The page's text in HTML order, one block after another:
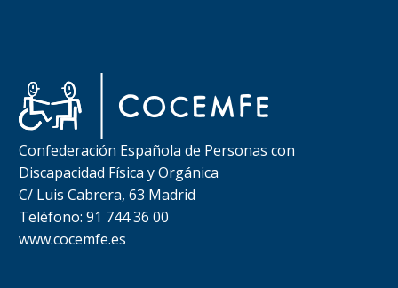
Confederación Española de Personas con
Discapacidad Física y Orgánica
C/ Luis Cabrera, 63 Madrid
Teléfono: 91 744 36 00
www.cocemfe.es